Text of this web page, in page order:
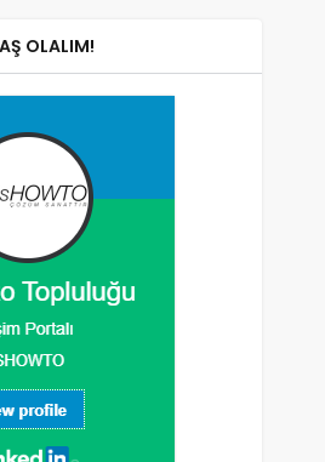
OLALIM!